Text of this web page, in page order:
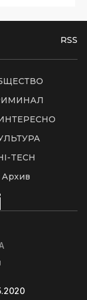
RSS
TECH
Архив